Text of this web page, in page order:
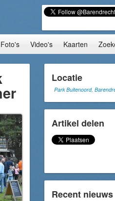
Foto's Video's Kaarten
Locatie
Park Buitenoord,
Artikel delen
Recent nieuws